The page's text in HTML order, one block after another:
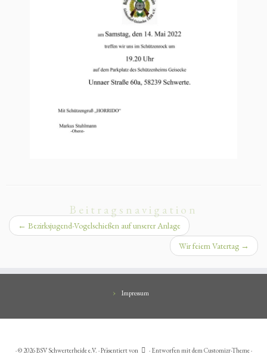
Beitragsnavigation
← Bezirksjugend-Vogelschießen auf unserer Anlage
Wir feiern Vatertag →
Impressum
·© 2026BSV Schwerterheide e.V. ·Präsentiert von · Entworfen mit demCustomizr-Theme·